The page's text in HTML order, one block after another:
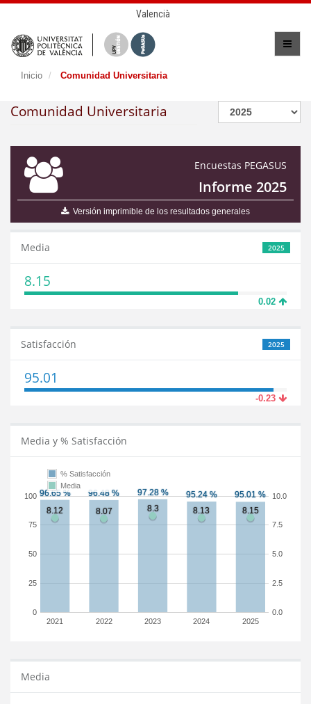
Valencià
Inicio Comunidad Universitaria
Comunidad Universitaria
Encuestas PEGASUS
Informe 2025
Versión imprimible de los resultados generales
2025
Media
8.15
0.02
2025
Satisfacción
95.01
-0.23
Media y % Satisfacción
2021 2022 2023 2024 2025
0
25
50
75
100
0.0
2.5
5.0
7.5
10.0
% Satisfacción
Media
Media